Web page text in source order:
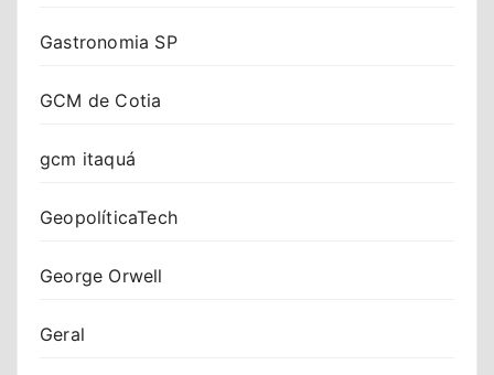
Gastronomia SP
GCM de Cotia
gcm itaquá
GeopolíticaTech
George Orwell
Geral